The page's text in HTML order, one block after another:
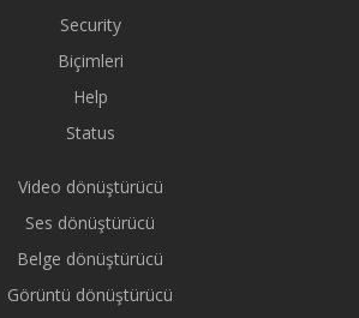
Security
Biçimleri
Help
Status
Video dönüştürücü
Ses dönüştürücü
Belge dönüştürücü
Görüntü dönüştürücü